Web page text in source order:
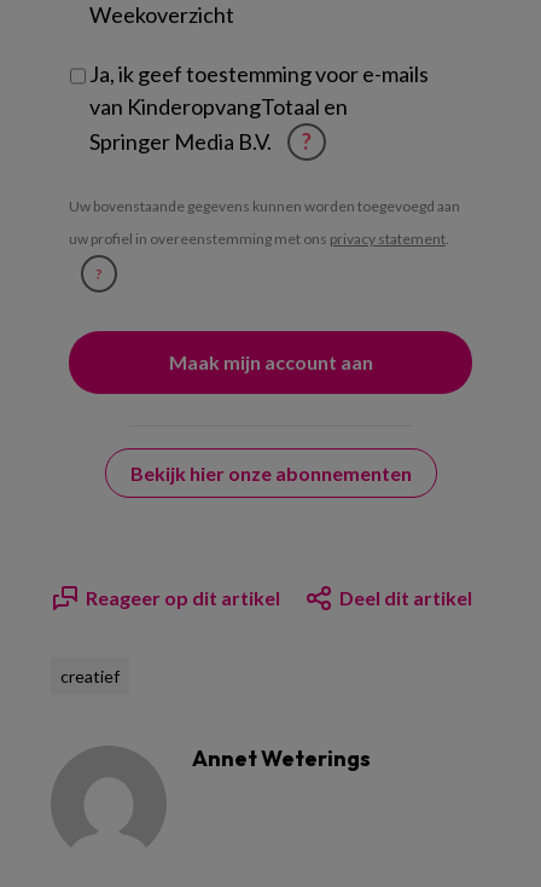
Weekoverzicht
Ja, ik geef toestemming voor e-mails
van KinderopvangTotaal en
Springer Media B.V.
?
Uw bovenstaande gegevens kunnen worden toegevoegd aan
uw profiel in overeenstemming met ons privacy statement.
?
Bekijk hier onze abonnementen
Reageer op dit artikel Deel dit artikel
creatief
Annet Weterings